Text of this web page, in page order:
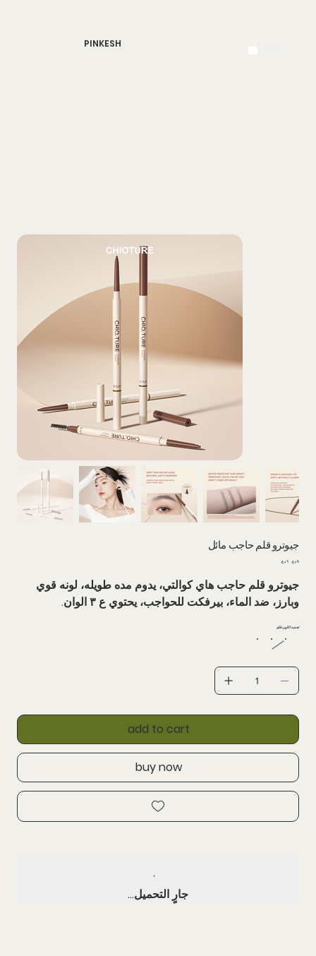
PINKESH
جیوترو قلم حاجب مائل
السعرسعر
جیوترو قلم حاجب هاي كوالتي، يدوم مده طويله، لونه قوي
وبارز، ضد الماء، بيرفكت للحواجب، يحتوي ع ٣ الوان.
تحدید اللون قلم
add to cart
buy now
جارٍ التحميل...